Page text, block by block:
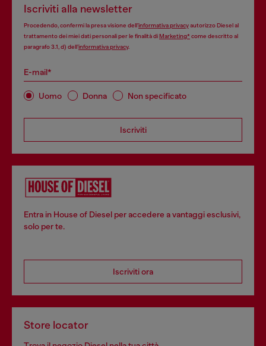
Iscriviti alla newsletter
Procedendo, confermi la presa visione dell’informativa privacyautorizzo Diesel al
trattamento dei miei dati personali per le finalità diMarketing*come descritto al
paragrafo 3.1, d) dell’informativa privacy.
E-mail*
Uomo Donna Non specificato
Iscriviti
Entra in House of Diesel per accedere a vantaggi esclusivi,
solo per te.
Iscriviti ora
Store locator